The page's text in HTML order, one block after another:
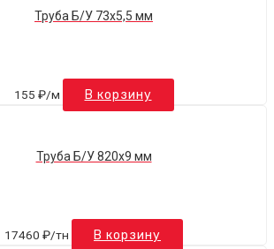
Труба Б/У 73х5,5 мм
155 ₽/м В корзину
Труба Б/У 820х9 мм
17460 ₽/тн В корзину